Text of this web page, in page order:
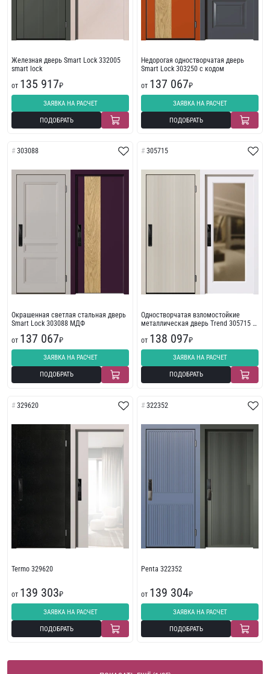
Железная дверь Smart Lock 332005
smart lock
от 135 917₽
ЗАЯВКА НА РАСЧЕТ
ПОДОБРАТЬ
Недорогая одностворчатая дверь
Smart Lock 303250 с кодом
от 137 067₽
ЗАЯВКА НА РАСЧЕТ
ПОДОБРАТЬ
303088
Окрашенная светлая стальная дверь
Smart Lock 303088 МДФ
от 137 067₽
ЗАЯВКА НА РАСЧЕТ
ПОДОБРАТЬ
305715
Одностворчатая взломостойкие
металлическая дверь Trend 305715 с
от 138 097₽
ЗАЯВКА НА РАСЧЕТ
ПОДОБРАТЬ
329620
Termo 329620
от 139 303₽
ЗАЯВКА НА РАСЧЕТ
ПОДОБРАТЬ
322352
Penta 322352
от 139 304₽
ЗАЯВКА НА РАСЧЕТ
ПОДОБРАТЬ